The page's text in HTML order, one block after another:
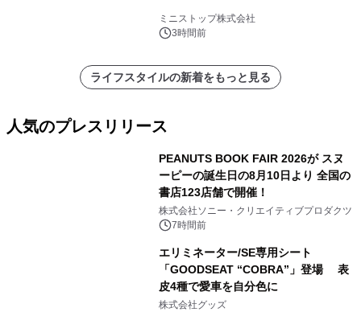
ミニストップ株式会社
3時間前
ライフスタイルの新着をもっと見る
人気のプレスリリース
PEANUTS BOOK FAIR 2026が スヌ
ーピーの誕生日の8月10日より 全国の
書店123店舗で開催！
株式会社ソニー・クリエイティブプロダクツ
7時間前
エリミネーター/SE専用シート
「GOODSEAT “COBRA”」登場 表
皮4種で愛車を自分色に
株式会社グッズ